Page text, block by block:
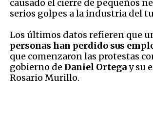
causado el cierre de pequeños
serios golpes a la industria del
Los últimos datos refieren que
personas han perdido sus
que comenzaron las protestas
gobierno de Daniel Ortegay su
Rosario Murillo.